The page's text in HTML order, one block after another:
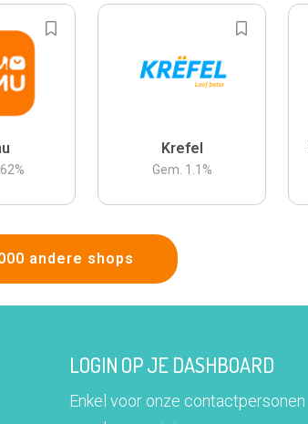
%
Krefel
Gem. 1.1 %
andere shops
LOGIN OP JE DASHBOARD
Enkel voor onze contactpersonen